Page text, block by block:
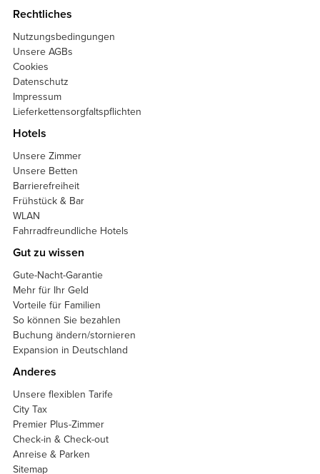
Rechtliches
Nutzungsbedingungen
Unsere AGBs
Cookies
Datenschutz
Impressum
Lieferkettensorgfaltspflichten
Hotels
Unsere Zimmer
Unsere Betten
Barrierefreiheit
Frühstück & Bar
WLAN
Fahrradfreundliche Hotels
Gut zu wissen
Gute-Nacht-Garantie
Mehr für Ihr Geld
Vorteile für Familien
So können Sie bezahlen
Buchung ändern/stornieren
Expansion in Deutschland
Anderes
Unsere flexiblen Tarife
City Tax
Premier Plus-Zimmer
Check-in & Check-out
Anreise & Parken
Sitemap